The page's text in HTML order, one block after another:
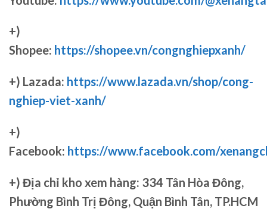
+)
Shopee: https://shopee.vn/congnghiepxanh/
+) Lazada: https://www.lazada.vn/shop/cong-
nghiep-viet-xanh/
+)
Facebook: https://www.facebook.com/
+) Địa chỉ kho xem hàng: 334 Tân Hòa Đông,
Phường Bình Trị Đông, Quận Bình Tân, TP.HCM